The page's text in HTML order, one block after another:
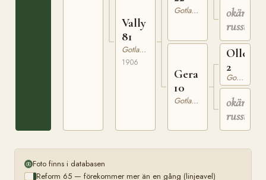
Vally
81
Gotlandsruss
1906
Gotlandsruss
Gera
10
Gotlandsruss
okänt
russto
Olle
2
Gotlandsruss
okänt
russto
Foto finns i databasen
Reform 65 — förekommer mer än en gång (linjeavel)